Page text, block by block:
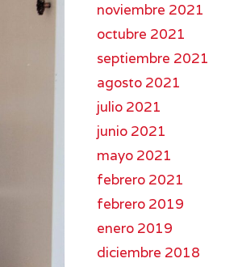
noviembre 2021
octubre 2021
septiembre 2021
agosto 2021
julio 2021
junio 2021
mayo 2021
febrero 2021
febrero 2019
enero 2019
diciembre 2018